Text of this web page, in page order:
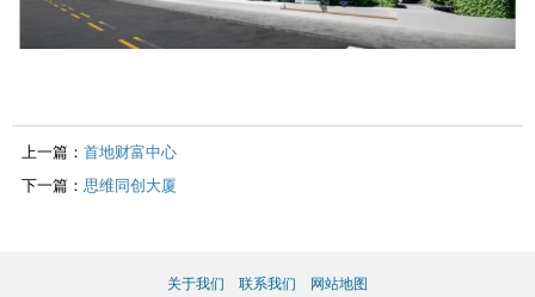
上一篇： 首地财富中心
下一篇： 思维同创大厦
关于我们 联系我们
网站地图